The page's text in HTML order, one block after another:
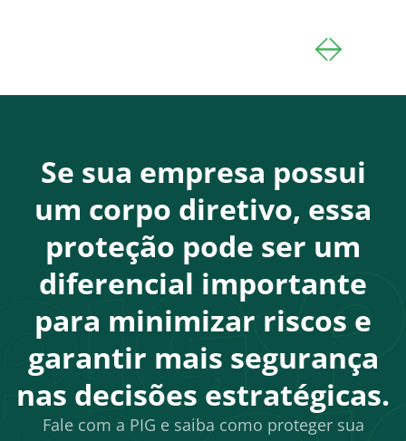
Se sua empresa possui
um corpo diretivo, essa
proteção pode ser um
diferencial importante
para minimizar riscos e
garantir mais segurança
nas decisões estratégicas.
Fale com a PIG e saiba como proteger sua